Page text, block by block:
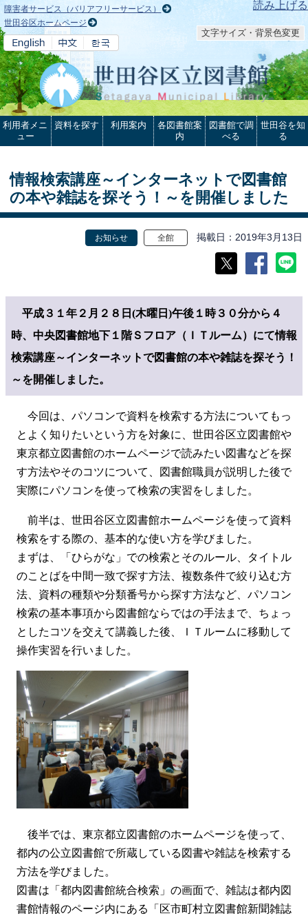
本文へ 読み上げる
障害者サービス（バリアフリーサービス）
世田谷区ホームページ
文字サイズ・背景色変更
利用者メニ
ュー
資料を探す 利用案内
各図書館案
内
図書館で調
べる
世田谷を知
る
情報検索講座～インターネットで図書館
の本や雑誌を探そう！～を開催しました
お知らせ 全館 掲載日 2019年3月13日
平成３１年２月２８日(木曜日)午後１時３０分から４
時、中央図書館地下１階Ｓフロア（ＩＴルーム）にて情報
検索講座～インターネットで図書館の本や雑誌を探そう！
～を開催しました。
今回は、パソコンで資料を検索する方法についてもっ
とよく知りたいという方を対象に、世田谷区立図書館や
東京都立図書館のホームページで読みたい図書などを探
す方法やそのコツについて、図書館職員が説明した後で
実際にパソコンを使って検索の実習をしました。
前半は、世田谷区立図書館ホームページを使って資料
検索をする際の、基本的な使い方を学びました。
まずは、「ひらがな」での検索とそのルール、タイトル
のことばを中間一致で探す方法、複数条件で絞り込む方
法、資料の種類や分類番号から探す方法など、パソコン
検索の基本事項から図書館ならではの手法まで、ちょっ
としたコツを交えて講義した後、ＩＴルームに移動して
操作実習を行いました。
後半では、東京都立図書館のホームページを使って、
都内の公立図書館で所蔵している図書や雑誌を検索する
方法を学びました。
図書は「都内図書館統合検索」の画面で、雑誌は都内図
書館情報のページ内にある「区市町村立図書館新聞雑誌